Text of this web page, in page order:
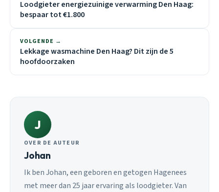
Loodgieter energiezuinige verwarming Den Haag:
bespaar tot €1.800
VOLGENDE →
Lekkage wasmachine Den Haag? Dit zijn de 5
hoofdoorzaken
J
OVER DE AUTEUR
Johan
Ik ben Johan, een geboren en getogen Hagenees
met meer dan 25 jaar ervaring als loodgieter. Van